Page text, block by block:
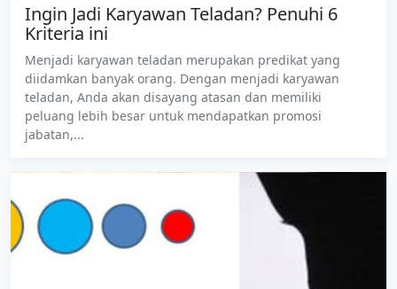
Ingin Jadi Karyawan Teladan? Penuhi 6
Kriteria ini
Menjadi karyawan teladan merupakan predikat yang
diidamkan banyak orang. Dengan menjadi karyawan
teladan, Anda akan disayang atasan dan memiliki
peluang lebih besar untuk mendapatkan promosi
jabatan,...